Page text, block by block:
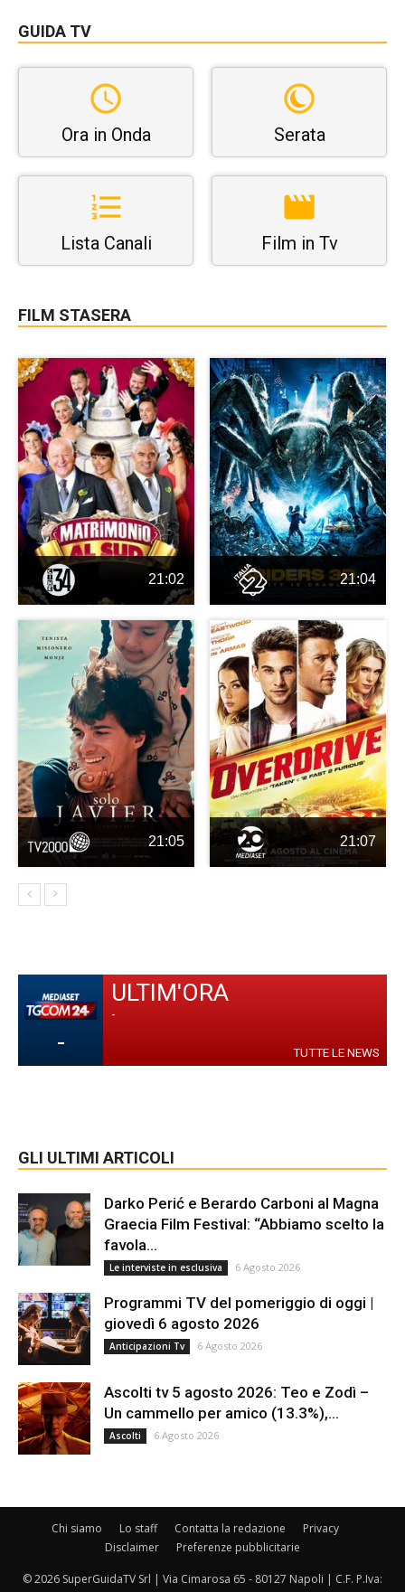
GUIDA TV
Ora in Onda Serata
Lista Canali Film in Tv
FILM STASERA
21:02 21:04
21:05 21:07
-
ULTIM'ORA
-
TUTTE LE NEWS
GLI ULTIMI ARTICOLI
Darko Perić e Berardo Carboni al Magna
Graecia Film Festival: “Abbiamo scelto la
favola...
Le interviste in esclusiva 6 Agosto 2026
Programmi TV del pomeriggio di oggi |
giovedì 6 agosto 2026
Anticipazioni Tv 6 Agosto 2026
Ascolti tv 5 agosto 2026: Teo e Zodì –
Un cammello per amico (13.3%),...
Ascolti 6 Agosto 2026
Chi siamo Lo staff Contatta la redazione
Privacy
Disclaimer
Preferenze pubblicitarie
© 2026 SuperGuidaTV Srl | Via Cimarosa 65 - 80127 Napoli | C.F. P.Iva: